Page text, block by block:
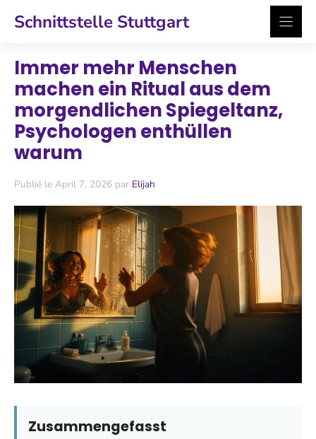
InhaltSchnittstelle Stuttgart
Immer mehr Menschen
machen ein Ritual aus dem
morgendlichen Spiegeltanz,
Psychologen enthüllen
warum
Publié le April 7, 2026 par Elijah
Zusammengefasst